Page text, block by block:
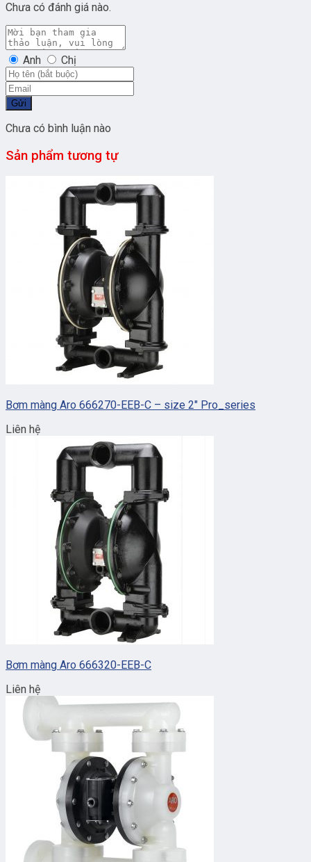
Chưa có đánh giá nào.
Anh Chị
Gửi
Chưa có bình luận nào
Sản phẩm tương tự
Bơm màng Aro 666270-EEB-C – size 2″ Pro_series
Liên hệ
Bơm màng Aro 666320-EEB-C
Liên hệ